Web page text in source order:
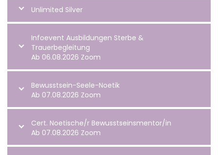
Unlimited Silver
Infoevent Ausbildungen Sterbe &
Trauerbegleitung
Ab 06.08.2026 Zoom
Bewusstsein-Seele-Noetik
Ab 07.08.2026 Zoom
Cert. Noetische/r Bewusstseinsmentor/in
Ab 07.08.2026 Zoom